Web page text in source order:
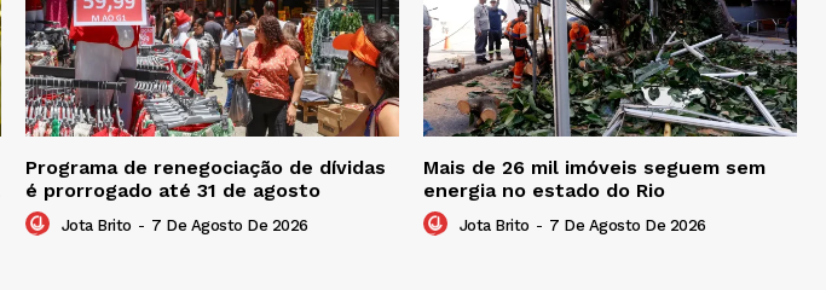
Programa de renegociação de dívidas
é prorrogado até 31 de agosto
Jota Brito - 7 De Agosto De 2026
Mais de 26 mil imóveis seguem sem
energia no estado do Rio
Jota Brito - 7 De Agosto De 2026